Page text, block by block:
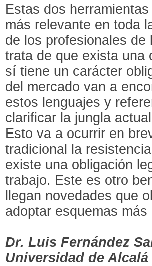
Estas dos
más relevante en toda
de los profesionales
trata de que exista una
sí tiene un carácter
del mercado van a
estos lenguajes y
clarificar la jungla
Esto va a ocurrir en
tradicional la
existe una obligación
trabajo. Este es otro
llegan novedades que
adoptar esquemas
Dr. Luis Fernández
Universidad de Alcalá